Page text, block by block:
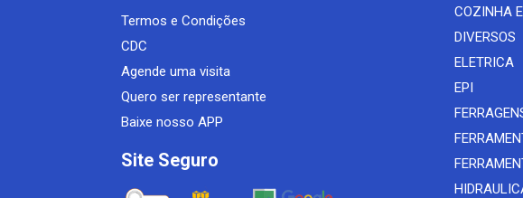
Termos e Condições
CDC
Agende uma visita
Quero ser representante
Baixe nosso APP
Site Seguro
COZINHA
DIVERSOS
ELETRICA
EPI